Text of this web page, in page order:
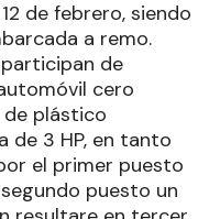
de febrero, siendo
a remo.
de
cero
plástico
de 3 HP, en tanto
el primer puesto
puesto un